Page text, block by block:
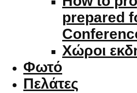
prepared
Χώροι
Φωτό
Πελάτες